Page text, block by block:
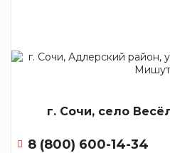
г. Сочи, село
8 (800) 600-14-34